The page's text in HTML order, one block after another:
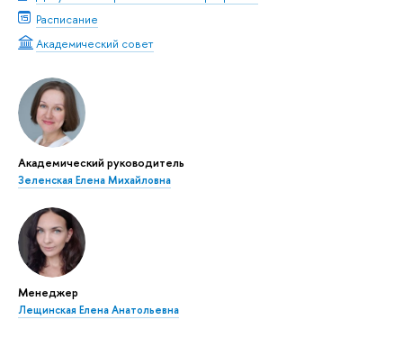
Расписание
Академический совет
Академический руководитель
Зеленская Елена Михайловна
Менеджер
Лещинская Елена Анатольевна